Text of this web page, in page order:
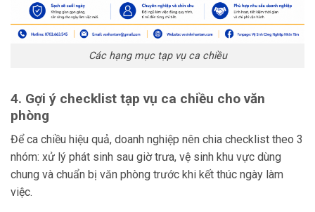
Các hạng mục tạp vụ ca chiều
4. Gợi ý checklist tạp vụ ca chiều cho văn
phòng
Để ca chiều hiệu quả, doanh nghiệp nên chia checklist theo 3
nhóm: xử lý phát sinh sau giờ trưa, vệ sinh khu vực dùng
chung và chuẩn bị văn phòng trước khi kết thúc ngày làm
việc.